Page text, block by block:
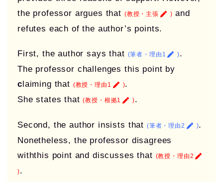
the professor argues that (教授・主張 ) and
refutes each of the author’s points.
First, the author says that (筆者・理由1 ).
The professor challenges this point by
claiming that (教授・理由1 ).
She states that(教授・根拠1 ).
Second, the author insists that (筆者・理由2 ).
Nonetheless, the professor disagrees
withthis point and discusses that (教授・理由2
).